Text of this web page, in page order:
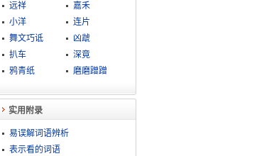
远祥
嘉禾
小洋
连片
舞文巧诋
凶虣
扒车
深竟
鸦青纸
磨磨蹭蹭
实用附录
易误解词语辨析
表示看的词语